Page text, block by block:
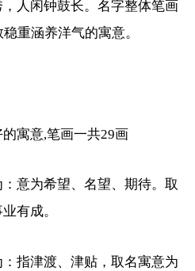
人闲钟鼓长。名字整体笔画
重涵养洋气的寓意。
寓意,笔画一共29画
：意为希望、名望、期待。取
有成。
：指津渡、津贴，取名寓意为